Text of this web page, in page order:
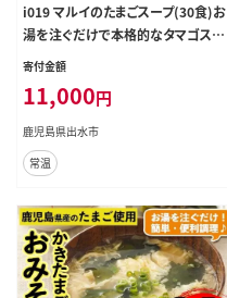
i019 マルイのたまごスープ(30食)お
湯を注ぐだけで本格的なタマゴスー
プ！ふわふわ玉子とコクのあるスー
スープ 時短 フリーズドライ 長期保
存 お弁当と一緒 お手軽 ストック【マ
ルイ食品】
寄付金額
11,000円
鹿児島県出水市
常温